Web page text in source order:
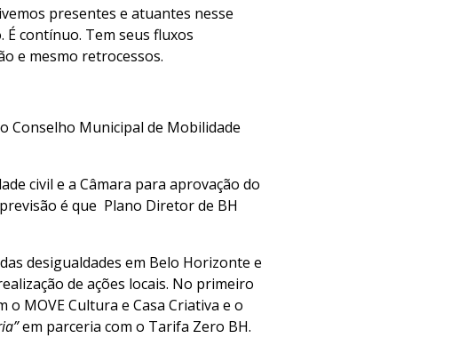
presentes e atuantes nesse
contínuo. Tem seus fluxos
e mesmo retrocessos.
Conselho Municipal de Mobilidade
civil e a Câmara para aprovação do
é que Plano Diretor de BH
desigualdades em Belo Horizonte e
de ações locais. No primeiro
MOVE Cultura e Casa Criativa e o
em parceria com o Tarifa Zero BH.